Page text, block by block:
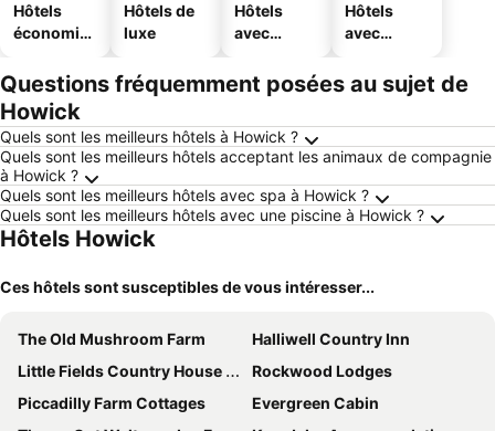
Hôtels
économiq
Hôtels de
luxe
Hôtels
avec
Hôtels
avec
Questions fréquemment posées au sujet de
Howick
Quels sont les meilleurs hôtels à Howick ?
Quels sont les meilleurs hôtels acceptant les animaux de compagnie
à Howick ?
Quels sont les meilleurs hôtels avec spa à Howick ?
Quels sont les meilleurs hôtels avec une piscine à Howick ?
Hôtels Howick
Ces hôtels sont susceptibles de vous intéresser...
The Old Mushroom Farm
Halliwell Country Inn
Little Fields Country House and Cottages
Rockwood Lodges
Piccadilly Farm Cottages
Evergreen Cabin